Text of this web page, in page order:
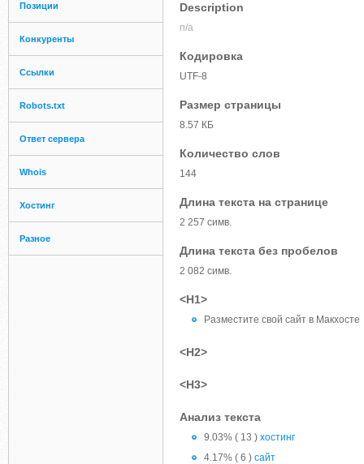
Позиции
Конкуренты
Ссылки
Robots.txt
Ответ сервера
Whois
Хостинг
Разное
Description
n/a
Кодировка
UTF-8
Размер страницы
8.57 КБ
Количество слов
144
Длина текста на странице
2 257 симв.
Длина текста без пробелов
2 082 симв.
<H1>
Разместите свой сайт в Макхосте
<H2>
<H3>
Анализ текста
9.03% ( 13 ) хостинг
4.17% ( 6 ) сайт